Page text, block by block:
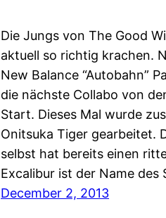
Die Jungs von The Good
aktuell so richtig krachen.
New Balance “Autobahn”
die nächste Collabo von
Start. Dieses Mal wurde
Onitsuka Tiger gearbeitet.
selbst hat bereits einen
Excalibur ist der Name
December 2, 2013